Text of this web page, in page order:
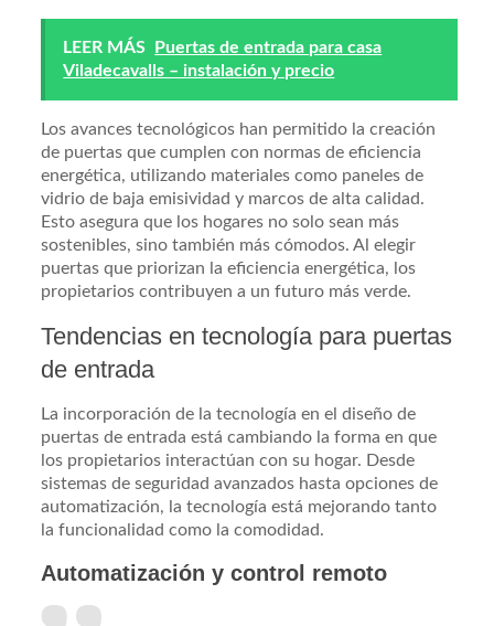
LEER MÁS Puertas de entrada para casa
Viladecavalls – instalación y precio
Los avances tecnológicos han permitido la creación
de puertas que cumplen con normas de eficiencia
energética, utilizando materiales como paneles de
vidrio de baja emisividad y marcos de alta calidad.
Esto asegura que los hogares no solo sean más
sostenibles, sino también más cómodos. Al elegir
puertas que priorizan la eficiencia energética, los
propietarios contribuyen a un futuro más verde.
Tendencias en tecnología para puertas
de entrada
La incorporación de la tecnología en el diseño de
puertas de entrada está cambiando la forma en que
los propietarios interactúan con su hogar. Desde
sistemas de seguridad avanzados hasta opciones de
automatización, la tecnología está mejorando tanto
la funcionalidad como la comodidad.
Automatización y control remoto